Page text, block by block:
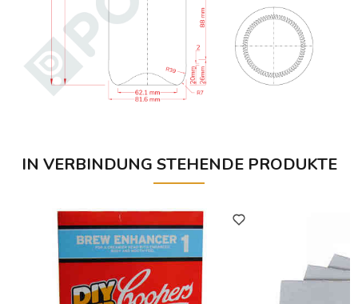
IN VERBINDUNG STEHENDE PRODUKTE